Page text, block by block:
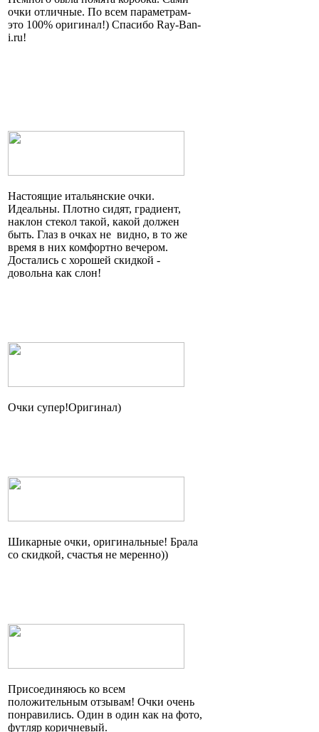
очки отличные. По всем параметрам-
это 100% оригинал!) Спасибо Ray-Ban-
i.ru!
Настоящие итальянские очки.
Идеальны. Плотно сидят, градиент,
наклон стекол такой, какой должен
быть. Глаз в очках не видно, в то же
время в них комфортно вечером.
Достались с хорошей скидкой -
довольна как слон!
Очки супер!Оригинал)
Шикарные очки, оригинальные! Брала
со скидкой, счастья не меренно))
Присоединяюсь ко всем
положительным отзывам! Очки очень
понравились. Один в один как на фото,
футляр коричневый.